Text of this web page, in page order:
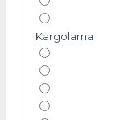
Kargolama